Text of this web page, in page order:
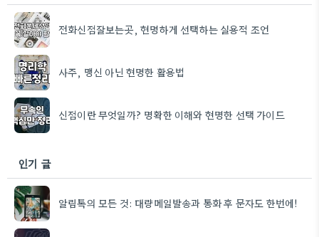
전화신점잘보는곳, 현명하게 선택하는 실용적 조언
사주, 맹신 아닌 현명한 활용법
신점이란 무엇일까? 명확한 이해와 현명한 선택 가이드
인기 글
알림톡의 모든 것: 대량메일발송과 통화 후 문자도 한번에!